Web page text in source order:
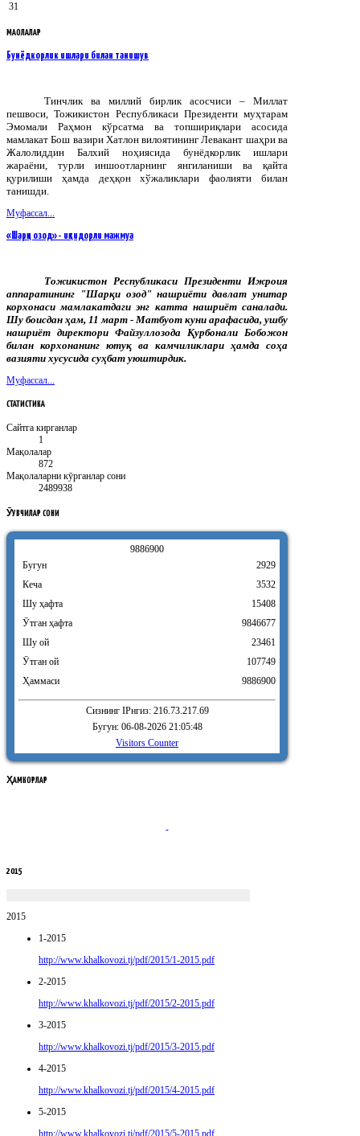
31
МАҚОЛАЛАР
Бунёдкорлик ишлари билан танишув
Тинчлик ва миллий бирлик асосчиси – Миллат
пешвоси, Тожикистон Республикаси Президенти муҳтарам
Эмомали Раҳмон кўрсатма ва топшириқлари асосида
мамлакат Бош вазири Хатлон вилоятининг Левакант шаҳри ва
Жалолиддин Балхий ноҳиясида бунёдкорлик ишлари
жараёни, турли иншоотларнинг янгиланиши ва қайта
қурилиши ҳамда деҳқон хўжаликлари фаолияти билан
танишди.
Муфассал...
«Шарқи озод» - иқтидорли мажмуа
Тожикистон Республикаси Президенти Ижроия
аппаратининг "Шарқи озод" нашриёти давлат унитар
корхонаси мамлакатдаги энг катта нашриёт саналади.
Шу боисдан ҳам, 11 март - Матбуот куни арафасида, ушбу
нашриёт директори Файзуллозода Қурбонали Бобожон
билан корхонанинг ютуқ ва камчиликлари ҳамда соҳа
вазияти хусусида суҳбат уюштирдик.
Муфассал...
СТАТИСТИКА
Сайтга кирганлар
1
Мақолалар
872
Мақолаларни кӯрганлар сони
2489938
ӮҚУВЧИЛАРСОНИ
9886900
Бугун
Кеча
Шу ҳафта
Ӯтган ҳафта
Шу ой
Ӯтган ой
Ҳаммаси
2929
3532
15408
9846677
23461
107749
9886900
Сизнинг IPнгиз: 216.73.217.69
Бугун: 06-08-2026 21:05:48
Visitors Counter
ҲАМКОРЛАР
2015
2015
1-2015
http://www.khalkovozi.tj/pdf/2015/1-2015.pdf
2-2015
http://www.khalkovozi.tj/pdf/2015/2-2015.pdf
3-2015
http://www.khalkovozi.tj/pdf/2015/3-2015.pdf
4-2015
http://www.khalkovozi.tj/pdf/2015/4-2015.pdf
5-2015
http://www.khalkovozi.tj/pdf/2015/5-2015.pdf